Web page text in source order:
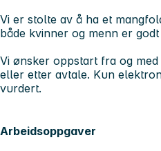
Vi er stolte av å ha et
både kvinner og menn er
Vi ønsker oppstart fra og med
eller etter avtale. Kun
vurdert.
Arbeidsoppgaver